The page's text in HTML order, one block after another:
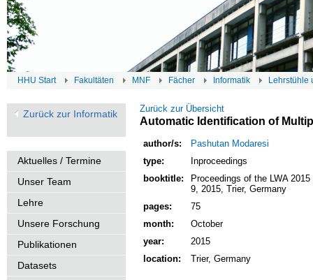
HHU Start Fakultäten MNF Fächer Informatik Lehrstühle
Zurück zur Informatik
Aktuelles / Termine
Unser Team
Lehre
Unsere Forschung
Publikationen
Datasets
Zurück zur Übersicht
Automatic Identification of
author/s:
Pashutan Modaresi
type:
Inproceedings
booktitle:
Proceedings of the LWA
9, 2015, Trier, Germany
pages:
75
month:
October
year:
2015
location:
Trier, Germany